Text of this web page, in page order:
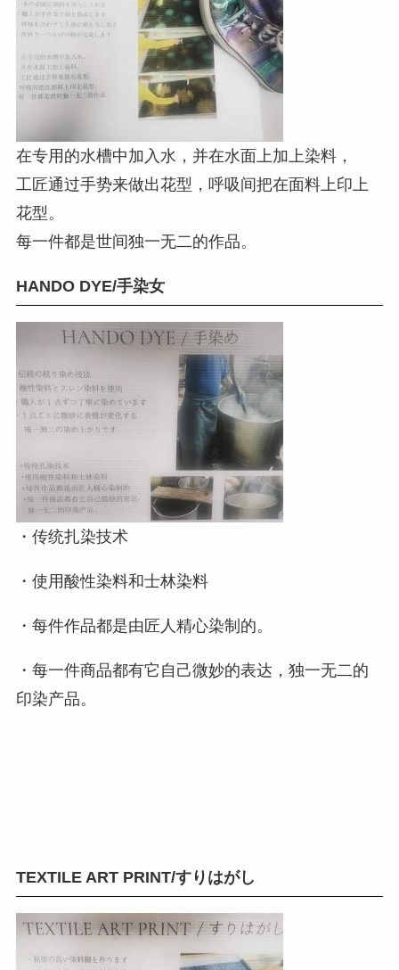
在专用的水槽中加入水，并在水面上加上染料，
工匠通过手势来做出花型，呼吸间把在面料上印上
花型。
每一件都是世间独一无二的作品。
HANDO DYE/手染女
・传统扎染技术
・使用酸性染料和士林染料
・每件作品都是由匠人精心染制的。
・每一件商品都有它自己微妙的表达，独一无二的
印染产品。
TEXTILE ART PRINT/すりはがし